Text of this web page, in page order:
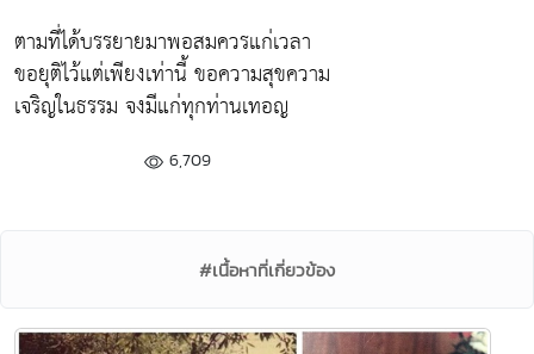
ตามที่ได้บรรยายมาพอสมควรแก่เวลา
ขอยุติไว้แต่เพียงเท่านี้ ขอความสุขความ
เจริญในธรรม จงมีแก่ทุกท่านเทอญ
6,709
#เนื้อหาที่เกี่ยวข้อง